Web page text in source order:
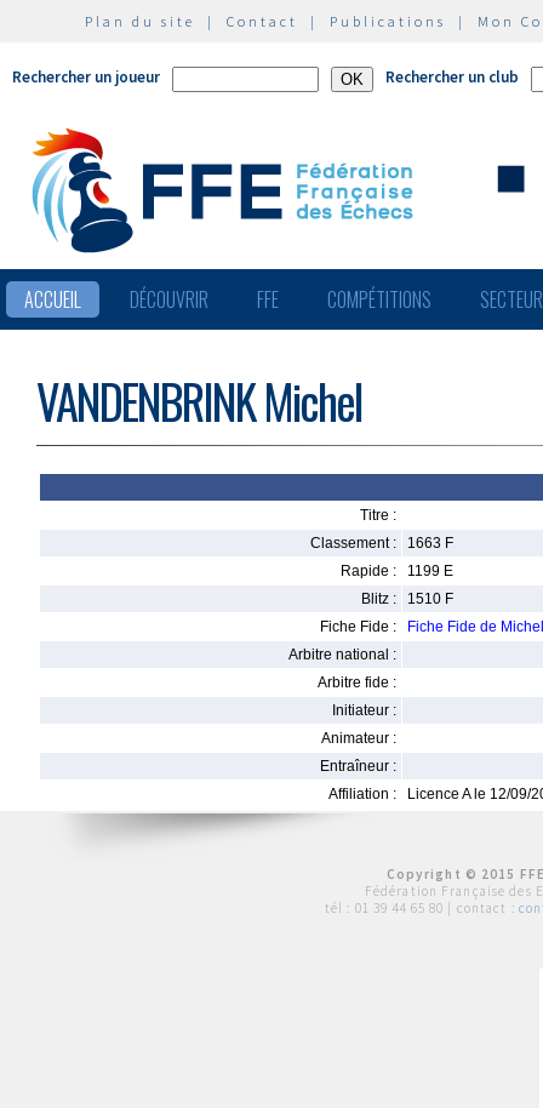
Plan du site | Contact | Publications | Mon
Rechercher un joueur Rechercher un club
ACCUEIL DÉCOUVRIR FFE COMPÉTITIONS
VANDENBRINK Michel
Titre :
Classement :
1663 F
Rapide :
1199 E
Blitz :
1510 F
Fiche Fide :
Fiche Fide de
Arbitre national :
Arbitre fide :
Initiateur :
Animateur :
Entraîneur :
Affiliation :
Licence A le 12/09/
Copyright © 2015
Fédération Française des
tél : 01 39 44 65 80 | contact :